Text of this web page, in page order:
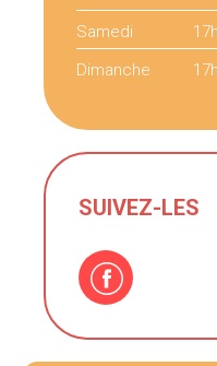
Samedi
Dimanche
SUIVEZ-LES